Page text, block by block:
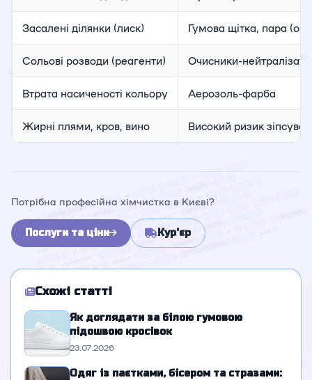
Засалені ділянки (лиск) Гумова щітка, пара
Сольові розводи (реагенти) Очисники-
Втрата насиченості кольору Аерозоль-фарба
Жирні плями, кров, вино Високий ризик
Потрібна професійна хімчистка в Києві?
Послуги та ціни Кур'єр
Схожі статті
Як доглядати за білою гумовою
підошвою кросівок
23.07.2026
Одяг із паєтками, бісером та стразами: